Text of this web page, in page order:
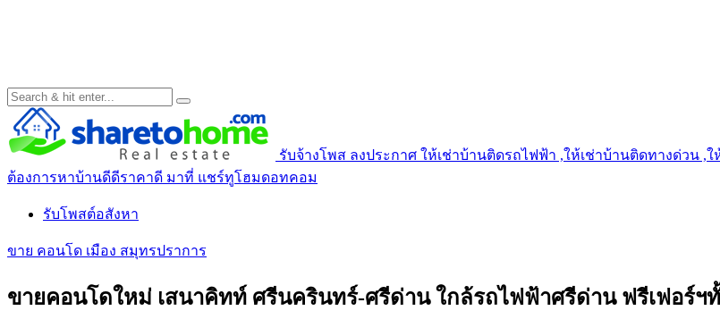
รับจ้างโพส ลงประกาศ ให้เช่าบ้านติดรถไฟฟ้า ,ให้เช่าบ้านติดทางด่วน ,
ต้องการหาบ้านดีดีราคาดี มาที่ แชร์ทูโฮมดอทคอม
รับโพสต์อสังหา
ขาย คอนโด เมือง สมุทรปราการ
ขายคอนโดใหม่ เสนาคิทท์ ศรีนครินทร์-ศรีด่าน ใกล้รถไฟฟ้าศรีด่าน ฟรีเฟอร์ฯ